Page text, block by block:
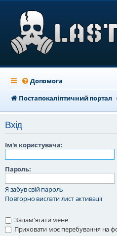
Допомога
Постапокаліптичний портал
Вхід
Ім'я користувача:
Пароль:
Я забув свій пароль
Повторно вислати лист активації
Запам'ятати мене
Приховати моє перебування на